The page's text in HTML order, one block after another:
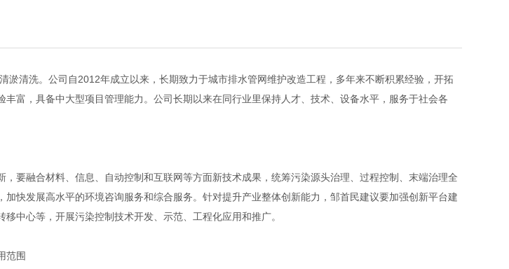
清洗。公司自2012年成立以来，长期致力于城市排水管网维护改造工程，多年来不断积累经验，开拓
富，具备中大型项目管理能力。公司长期以来在同行业里保持人才、技术、设备水平，服务于社会各
要融合材料、信息、自动控制和互联网等方面新技术成果，统筹污染源头治理、过程控制、末端治理全
快发展高水平的环境咨询服务和综合服务。针对提升产业整体创新能力，邹首民建议要加强创新平台建
中心等，开展污染控制技术开发、示范、工程化应用和推广。
范围